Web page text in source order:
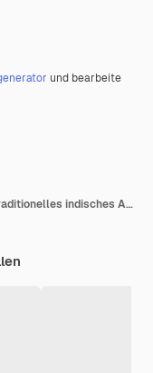
und bearbeite
Indisches Fest Raksha Bandhan Ein traditionelles indisches Armband, das ein Symbol der Liebe zwischen Brüdern und Schwestern ist